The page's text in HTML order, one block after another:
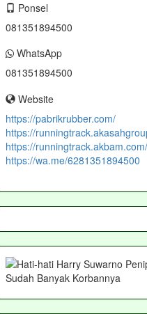
Ponsel
081351894500
WhatsApp
081351894500
Website
https://pabrikrubber.com/
https://
https://runningtrack.akbam.com/
https://wa.me/6281351894500